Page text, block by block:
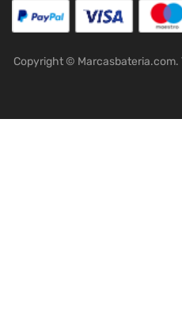
Copyright © Marcasbateria.com.